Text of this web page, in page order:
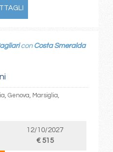
con Costa Smeralda
Genova, Marsiglia,
12/10/2027
€ 515